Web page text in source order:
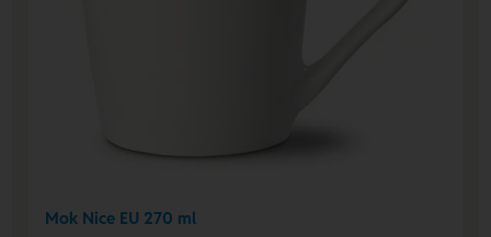
Mok Nice EU 270 ml